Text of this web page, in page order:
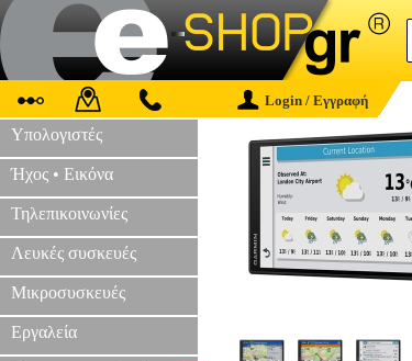
Login / Εγγραφή
Υπολογιστές
Ήχος • Εικόνα
Τηλεπικοινωνίες
Λευκές συσκευές
Μικροσυσκευές
Εργαλεία